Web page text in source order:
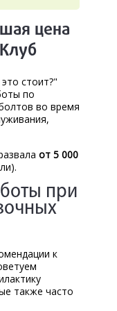
цена
стоит?"
по
во время
а от 5 000
при
к
также часто